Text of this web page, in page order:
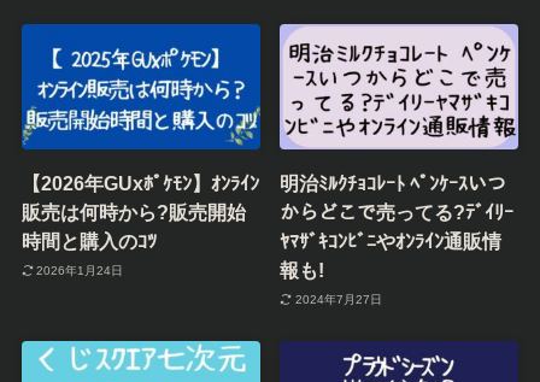
【2026年GUxﾎﾟｹﾓﾝ】ｵﾝﾗｲﾝ
販売は何時から?販売開始
時間と購入のｺﾂ
2026年1月24日
明治ﾐﾙｸﾁｮｺﾚｰﾄ ﾍﾟﾝｹｰｽいつ
からどこで売ってる?ﾃﾞｲﾘｰ
ﾔﾏｻﾞｷｺﾝﾋﾞﾆやｵﾝﾗｲﾝ通販情
報も!
2024年7月27日